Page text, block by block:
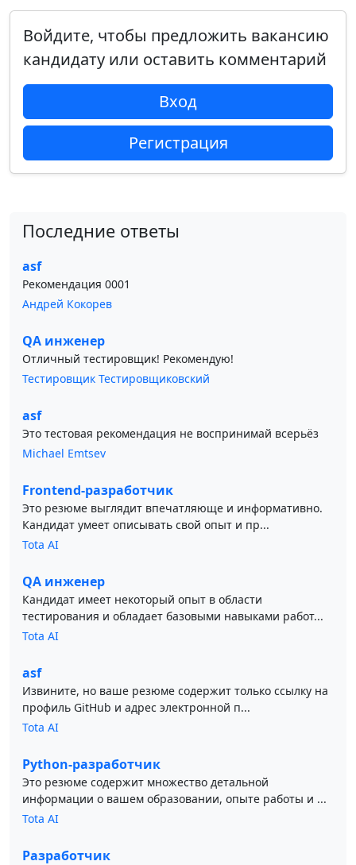
Войдите, чтобы предложить вакансию
кандидату или оставить комментарий
Вход
Регистрация
Последние ответы
asf
Рекомендация 0001
Андрей Кокорев
QA инженер
Отличный тестировщик! Рекомендую!
Тестировщик Тестировщиковский
asf
Это тестовая рекомендация не воспринимай всерьёз
Michael Emtsev
Frontend-разработчик
Это резюме выглядит впечатляюще и информативно.
Кандидат умеет описывать свой опыт и пр...
Tota AI
QA инженер
Кандидат имеет некоторый опыт в области
тестирования и обладает базовыми навыками работ...
Tota AI
asf
Извините, но ваше резюме содержит только ссылку на
профиль GitHub и адрес электронной п...
Tota AI
Python-разработчик
Это резюме содержит множество детальной
информации о вашем образовании, опыте работы и ...
Tota AI
Разработчик